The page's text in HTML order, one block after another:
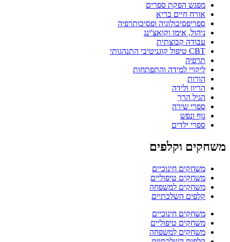
מפגש הפקת ספרים
אורח חיים בריא
ספריפסיכולוגיה ופסיכותרפיה
ניהול, אימו וקואצ'ינג
עבודה קבוצתית
CBT טיפול קוגניטיבי התנהגותי
תרפיה
ליקויי למידה והתפתחות
הורות
הריון ולידה
הגיל הרך
ספרי שירה
גוף ונפש
ספרי ילדים
משחקים וקלפים
משחקים חינוכיים
משחקים טיפוליים
משחקים למשפחה
קלפים השלכתיים
משחקים חינוכיים
משחקים טיפוליים
משחקים למשפחה